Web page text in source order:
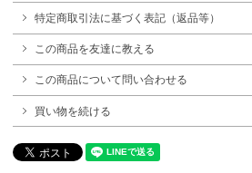
特定商取引法に基づく表記（返品等）
この商品を友達に教える
この商品について問い合わせる
買い物を続ける